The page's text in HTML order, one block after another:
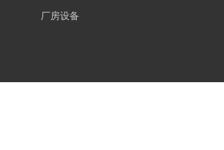
厂房设备